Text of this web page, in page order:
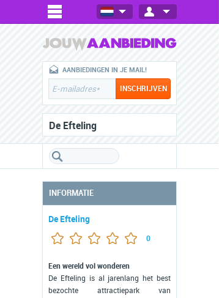
AANBIEDINGEN IN JE MAIL!
De Efteling
INFORMATIE
De Efteling
0
Een wereld vol wonderen
De Efteling is al jarenlang het best
bezochte attractiepark van